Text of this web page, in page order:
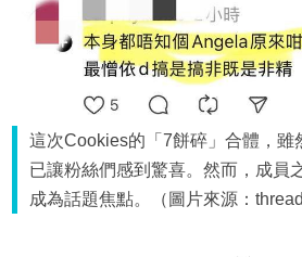
這次Cookies的「7餅碎」合體，雖
已讓粉絲們感到驚喜。然而，成員
成為話題焦點。（圖片來源：